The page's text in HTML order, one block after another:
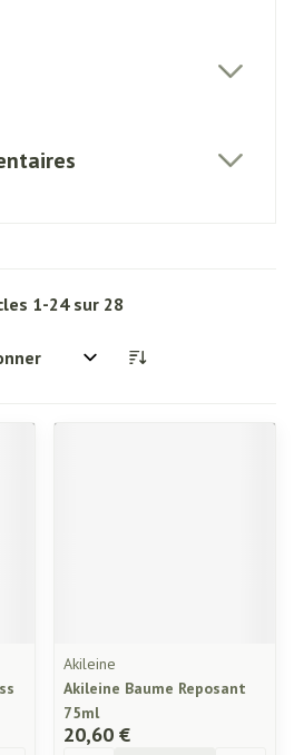
1-24sur 28
Akileine
Akileine Baume Reposant
75ml
20,60 €